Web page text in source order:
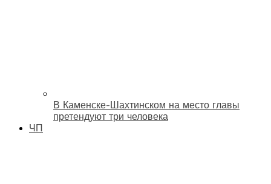
В Каменске-Шахтинском на место главы
претендуют три человека
ЧП